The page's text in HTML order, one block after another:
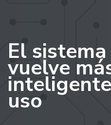
El
vuelve
uso